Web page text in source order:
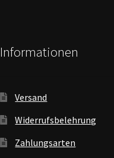
Informationen
Versand
Widerrufsbelehrung
Zahlungsarten